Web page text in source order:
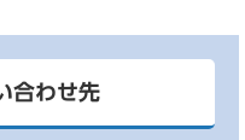
合わせ先